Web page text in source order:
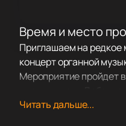
Время и место
Приглашаем на редкое
концерт органной
Мероприятие пройдет
Курортный проспект,
Читать дальше...